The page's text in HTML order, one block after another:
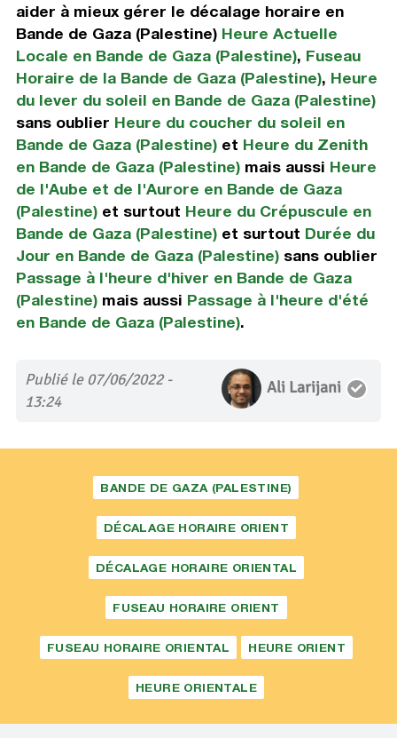
aider à mieux gérer le décalage horaire en
Bande de Gaza (Palestine) Heure Actuelle
Locale en Bande de Gaza (Palestine), Fuseau
Horaire de la Bande de Gaza (Palestine), Heure
du lever du soleil en Bande de Gaza (Palestine)
sans oublier Heure du coucher du soleil en
Bande de Gaza (Palestine)et Heure du Zenith
en Bande de Gaza (Palestine)mais aussi Heure
de l'Aube et de l'Aurore en Bande de Gaza
(Palestine)et surtout Heure du Crépuscule en
Bande de Gaza (Palestine)et surtout Durée du
Jour en Bande de Gaza (Palestine)sans oublier
Passage à l'heure d'hiver en Bande de Gaza
(Palestine)mais aussi Passage à l'heure d'été
en Bande de Gaza (Palestine).
Publié le 07/06/2022 -
13:24
Ali Larijani
BANDE DE GAZA (PALESTINE)
DÉCALAGE HORAIRE ORIENT
DÉCALAGE HORAIRE ORIENTAL
FUSEAU HORAIRE ORIENT
FUSEAU HORAIRE ORIENTAL HEURE ORIENT
HEURE ORIENTALE